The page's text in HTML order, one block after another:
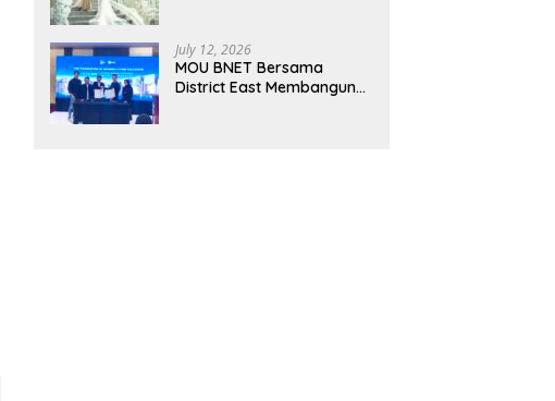
Impian dengan Penawaran
Eksklusif
July 12, 2026
MOU BNET Bersama
District East Membangun